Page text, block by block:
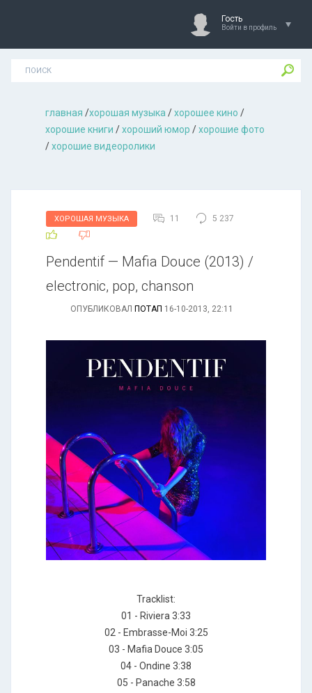
Гость
Войти в профиль
главная /хорошая музыкa /хорошее кино /
хорошие книги /хороший юмор /хорошие фото
/хорошие видеоролики
ХОРОШАЯ МУЗЫКА 11 5 237
Pendentif — Mafia Douce (2013) /
electronic, pop, chanson
ОПУБЛИКОВАЛ ПОТАП 16-10-2013, 22:11
Tracklist:
01 - Riviera 3:33
02 - Embrasse-Moi 3:25
03 - Mafia Douce 3:05
04 - Ondine 3:38
05 - Panache 3:58